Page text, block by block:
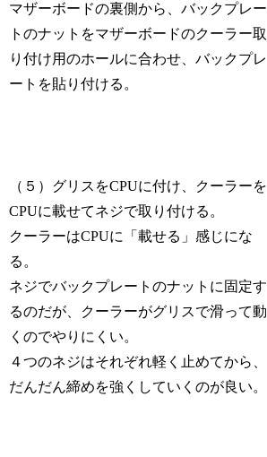
マザーボードの裏側から、バックプレー
トのナットをマザーボードのクーラー取
り付け用のホールに合わせ、バックプレ
ートを貼り付ける。
（５）グリスをCPUに付け、クーラーを
CPUに載せてネジで取り付ける。
クーラーはCPUに「載せる」感じにな
る。
ネジでバックプレートのナットに固定す
るのだが、クーラーがグリスで滑って動
くのでやりにくい。
４つのネジはそれぞれ軽く止めてから、
だんだん締めを強くしていくのが良い。